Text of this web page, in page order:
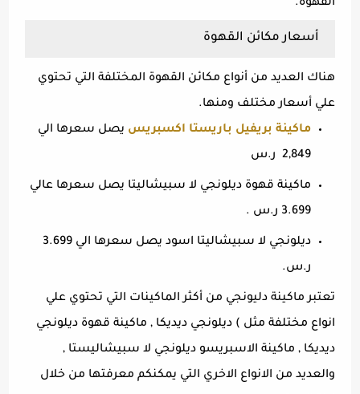
القهوة.
أسعار مكائن القهوة
هناك العديد من أنواع مكائن القهوة المختلفة التي تحتوي
علي أسعار مختلف ومنها.
ماكينة بريفيل باريستا اكسبريس يصل سعرها الي
2,849 ر.س
ماكينة قهوة ديلونجي لا سبيشاليتا يصل سعرها عالي
3.699 ر.س .
ديلونجي لا سبيشاليتا اسود يصل سعرها الي 3.699
ر.س.
تعتبر ماكينة دليونجي من أكثر الماكينات التي تحتوي علي
انواع مختلفة مثل ) ديلونجي ديديكا , ماكينة قهوة ديلونجي
ديديكا , ماكينة الاسبريسو ديلونجي لا سبيشاليستا ,
والعديد من الانواع الاخري التي يمكنكم معرفتها من خلال